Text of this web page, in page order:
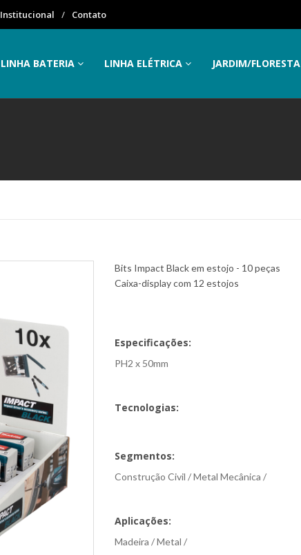
Institucional Contato
LINHA BATERIA LINHA ELÉTRICA JARDIM/FLORESTA
Bits Impact Black em estojo - 10 peças
Caixa-display com 12 estojos
Especificações:
PH2 x 50mm
Tecnologias:
Segmentos:
Construção Civil / Metal Mecânica /
Aplicações:
Madeira / Metal /